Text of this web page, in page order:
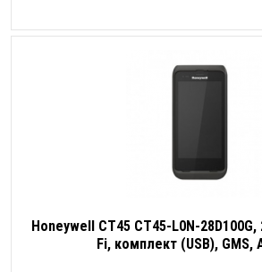
Honeywell CT45 CT45-L0N-28D100G,
Fi, комплект (USB), GMS,